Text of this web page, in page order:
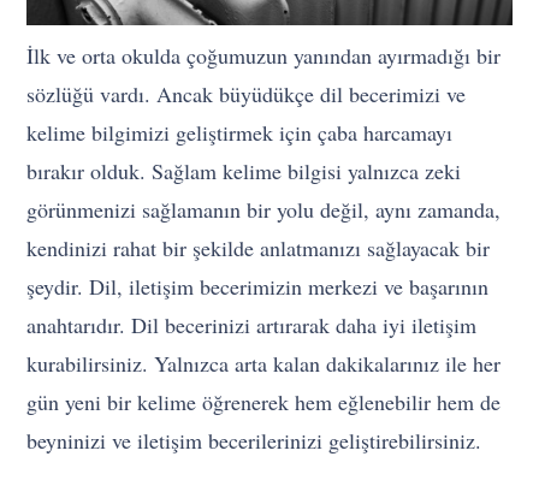
İlk ve orta okulda çoğumuzun yanından ayırmadığı bir
sözlüğü vardı. Ancak büyüdükçe dil becerimizi ve
kelime bilgimizi geliştirmek için çaba harcamayı
bırakır olduk. Sağlam kelime bilgisi yalnızca zeki
görünmenizi sağlamanın bir yolu değil, aynı zamanda,
kendinizi rahat bir şekilde anlatmanızı sağlayacak bir
şeydir. Dil, iletişim becerimizin merkezi ve başarının
anahtarıdır. Dil becerinizi artırarak daha iyi iletişim
kurabilirsiniz. Yalnızca arta kalan dakikalarınız ile her
gün yeni bir kelime öğrenerek hem eğlenebilir hem de
beyninizi ve iletişim becerilerinizi geliştirebilirsiniz.